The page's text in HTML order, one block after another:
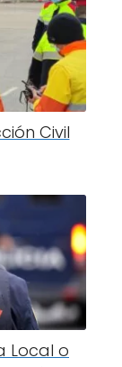
Civil
Local o